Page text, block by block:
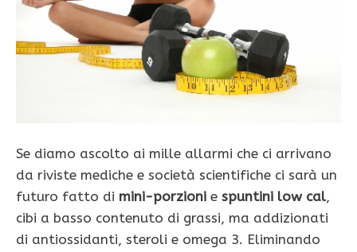
Se diamo ascolto ai mille allar­mi che ci arrivano
da riviste mediche e società scientifi­che ci sarà un
futuro fatto di mini-porzioni e spuntini low cal,
cibi a basso contenuto di grassi, ma addi­zionati
di antiossidanti, steroli e omega 3. Eliminando